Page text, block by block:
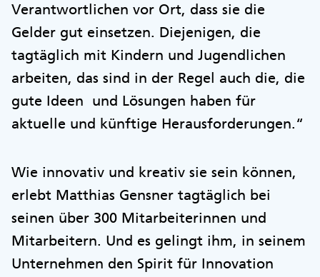
Verantwortlichen vor Ort, dass sie die
Gelder gut einsetzen. Diejenigen, die
tagtäglich mit Kindern und Jugendlichen
arbeiten, das sind in der Regel auch die, die
gute Ideen und Lösungen haben für
aktuelle und künftige Herausforderungen.“
Wie innovativ und kreativ sie sein können,
erlebt Matthias Gensner tagtäglich bei
seinen über 300 Mitarbeiterinnen und
Mitarbeitern. Und es gelingt ihm, in seinem
Unternehmen den Spirit für Innovation